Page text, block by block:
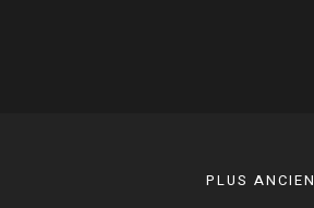
PLUS ANCIEN